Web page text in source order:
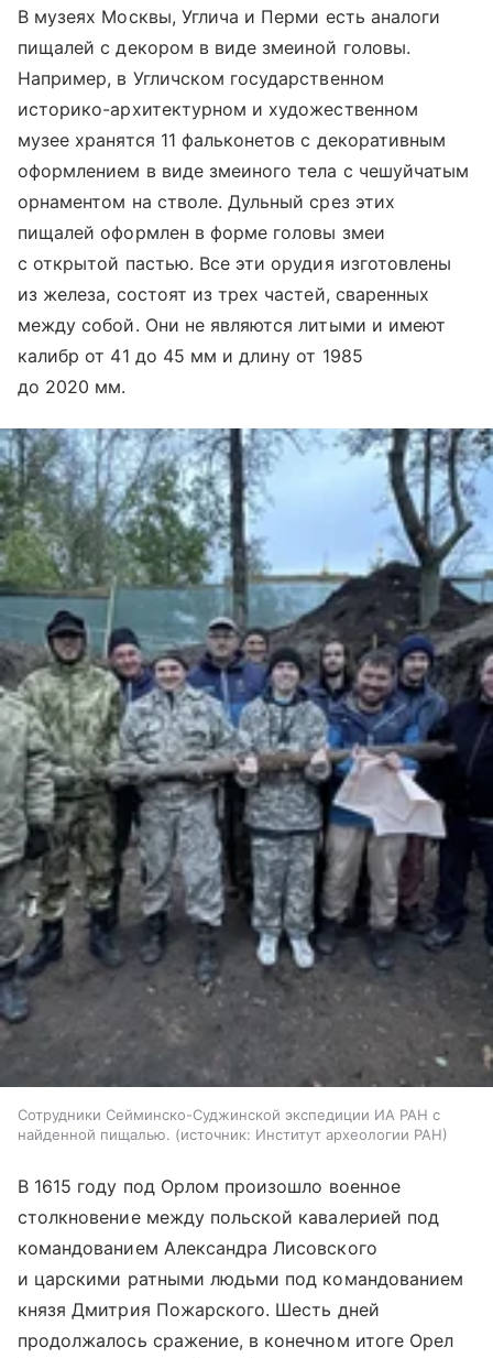
В музеях Москвы, Углича и Перми есть аналоги
пищалей с декором в виде змеиной головы.
Например, в Угличском государственном
историко-архитектурном и художественном
музее хранятся 11 фальконетов с декоративным
оформлением в виде змеиного тела с чешуйчатым
орнаментом на стволе. Дульный срез этих
пищалей оформлен в форме головы змеи
с открытой пастью. Все эти орудия изготовлены
из железа, состоят из трех частей, сваренных
между собой. Они не являются литыми и имеют
калибр от 41 до 45 мм и длину от 1985
до 2020 мм.
Сотрудники Сейминско-Суджинской экспедиции ИА РАН с
найденной пищалью.
источник: Институт археологии РАН
В 1615 году под Орлом произошло военное
столкновение между польской кавалерией под
командованием Александра Лисовского
и царскими ратными людьми под командованием
князя Дмитрия Пожарского. Шесть дней
продолжалось сражение, в конечном итоге Орел